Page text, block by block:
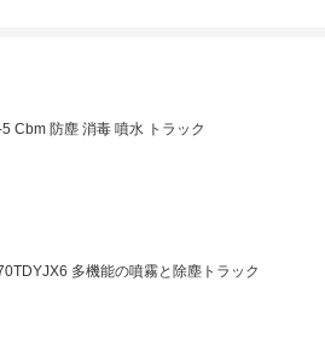
多機能の噴霧と除塵トラック